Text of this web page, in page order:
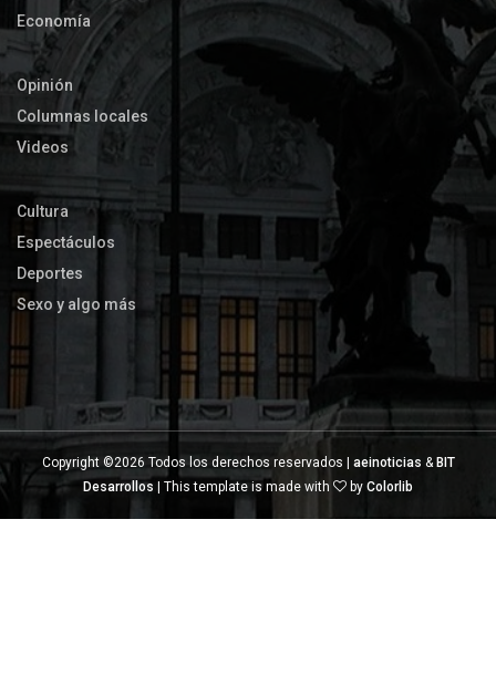
Economía
Opinión
Columnas locales
Videos
Cultura
Espectáculos
Deportes
Sexo y algo más
Copyright ©2026 Todos los derechos reservados | aeinoticias & BIT
Desarrollos | This template is made with by Colorlib